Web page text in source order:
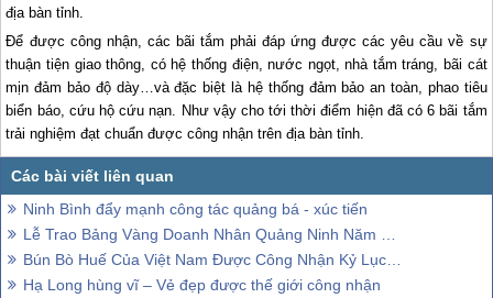
địa bàn tỉnh.
Để được công nhận, các bãi tắm phải đáp ứng được các yêu cầu về sự
thuận tiện giao thông, có hệ thống điện, nước ngọt, nhà tắm tráng, bãi cát
mịn đảm bảo độ dày…và đặc biệt là hệ thống đảm bảo an toàn, phao tiêu
biển báo, cứu hộ cứu nạn. Như vậy cho tới thời điểm hiện đã có 6 bãi tắm
trải nghiệm đạt chuẩn được công nhận trên địa bàn tỉnh.
Ninh Bình đẩy mạnh công tác quảng bá - xúc tiến
Lễ Trao Bảng Vàng Doanh Nhân Quảng Ninh Năm 2013
Bún Bò Huế Của Việt Nam Được Công Nhận Kỷ Lục Châu Á
Hạ Long hùng vĩ – Vẻ đẹp được thế giới công nhận